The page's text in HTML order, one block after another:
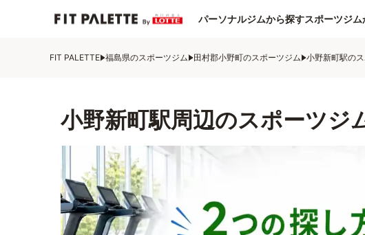
パーソナルジムから探すスポーツジ
FIT PALETTE 福島県のスポーツジム 田村郡小野町のスポーツジム 小野新町駅の
小野新町駅周辺のスポーツジ